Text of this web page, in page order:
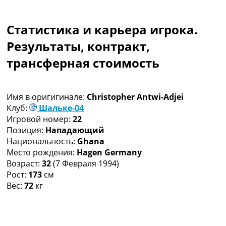
Чемпионат Мира
Украина. Премьер-Лига
Украина. Первая Лига
Лига Чемпионов
Другие Турниры >>>
Таблицы
Таблицы групп Чемпионата Мира
Украина. Премьер-Лига
Украина. Первая Лига
Лига Чемпионов. Таблицы групп
Англия. Премьер-Лига
Испания. Ла Лига
Статистика и карьера игрока.
Результаты, контракт,
трансферная стоимость
Имя в оригигинале: Christopher Antwi-Adjei
Клуб:
Шальке-04
Игровой номер: 22
Позиция: Нападающий
Национальность: Ghana
Место рождения: Hagen Germany
Возраст: 32(7 Февраля 1994)
Рост: 173 см
Вес: 72 кг